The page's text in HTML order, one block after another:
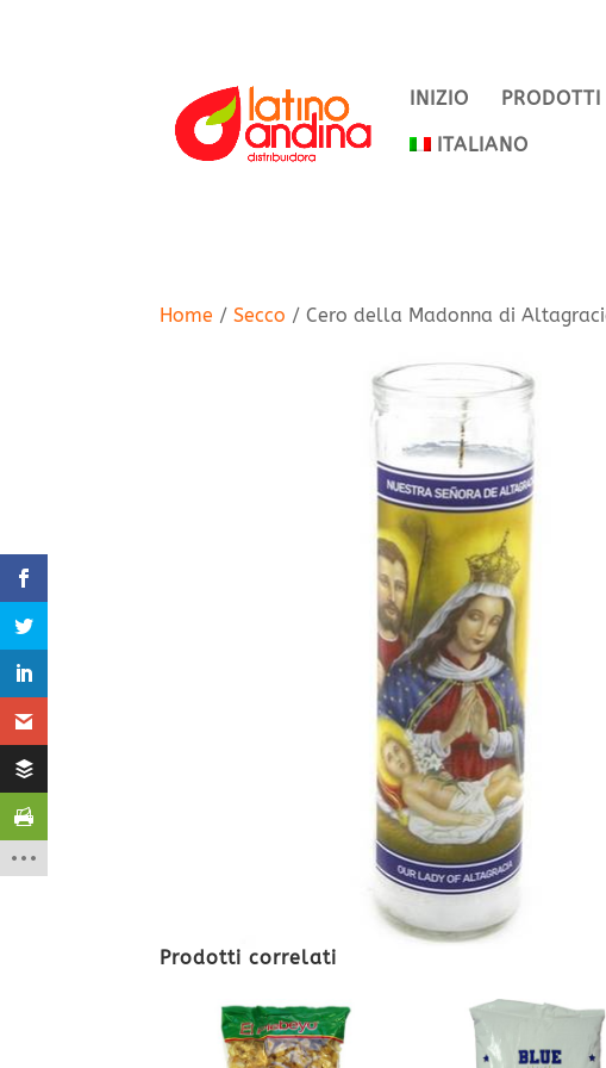
INIZIO PRODOTTI
ITALIANO
Home /Secco / Cero della Madonna di
Prodotti correlati